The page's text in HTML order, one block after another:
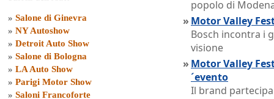
» Salone di Ginevra
» NY Autoshow
» Detroit Auto Show
» Salone di Bologna
» LA Auto Show
» Parigi Motor Show
» Saloni Francoforte
popolo di
» Motor Valley
Bosch incontra i
visione
» Motor Valley
´evento
Il brand